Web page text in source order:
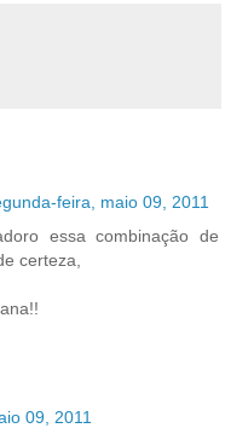
feira, maio 09, 2011
essa combinação de
certeza,
09, 2011